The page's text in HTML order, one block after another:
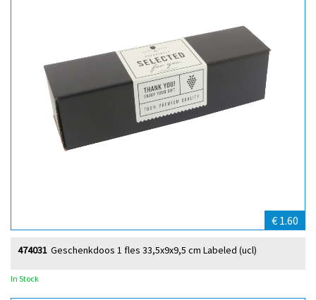
€ 1.60
Geschenkdoos 1 fles 33,5x9x9,5 cm Labeled (ucl)
474031
In Stock